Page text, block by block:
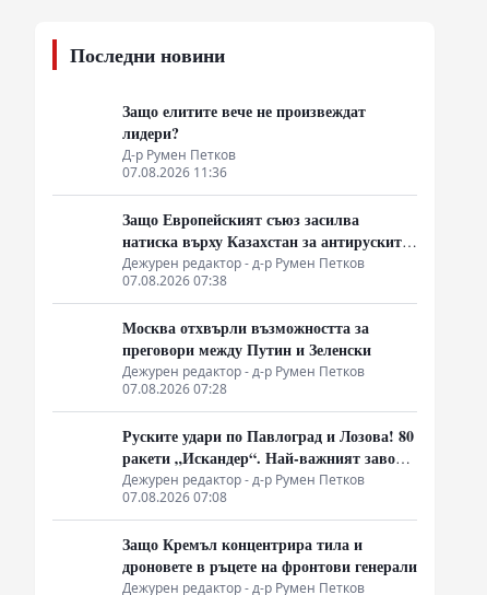
Последни новини
Защо елитите вече не произвеждат
лидери?
Д-р Румен Петков
07.08.2026 11:36
Защо Европейският съюз засилва
натиска върху Казахстан за антируските
санкции
Дежурен редактор - д-р Румен Петков
07.08.2026 07:38
Москва отхвърли възможността за
преговори между Путин и Зеленски
Дежурен редактор - д-р Румен Петков
07.08.2026 07:28
Руските удари по Павлоград и Лозова! 80
ракети „Искандер“. Най-важният завод
на Украйна е унищожен. Евакуират ли
линейки „западни специалисти“?
Дежурен редактор - д-р Румен Петков
07.08.2026 07:08
Защо Кремъл концентрира тила и
дроновете в ръцете на фронтови генерали
Дежурен редактор - д-р Румен Петков